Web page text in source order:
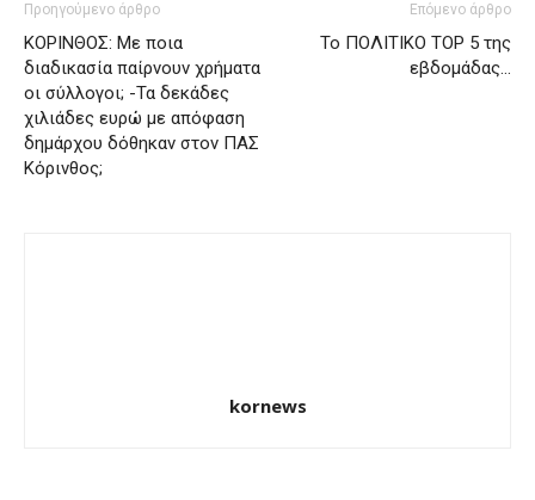
Προηγούμενο άρθρο
ΚΟΡΙΝΘΟΣ: Με ποια
διαδικασία παίρνουν χρήματα
οι σύλλογοι; -Τα δεκάδες
χιλιάδες ευρώ με απόφαση
δημάρχου δόθηκαν στον ΠΑΣ
Κόρινθος;
Επόμενο άρθρο
Το ΠΟΛΙΤΙΚΟ ΤΟΡ 5 της
εβδομάδας…
kornews